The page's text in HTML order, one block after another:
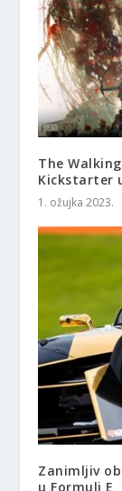
The
Kickstarter
1. ožujka 2023.
Zanimljiv
u Formuli E